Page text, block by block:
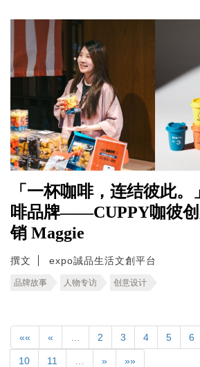
「一杯咖啡，连结彼此
啡品牌——CUPPY咖彼
销 Maggie
撰文 expo誠品生活文創平台
品牌故事 人物专访 创意设计
«« « 2 3 4 5 6
10 11 » »»